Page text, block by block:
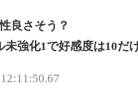
良さそう？
強化1で好感度は10だ